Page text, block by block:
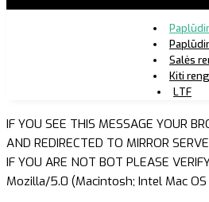
Salės
Kiti
LTF
IF YOU SEE THIS MESSAGE YOUR
AND REDIRECTED TO MIRROR
IF YOU ARE NOT BOT PLEASE
Mozilla/5.0 (Macintosh; Intel Mac